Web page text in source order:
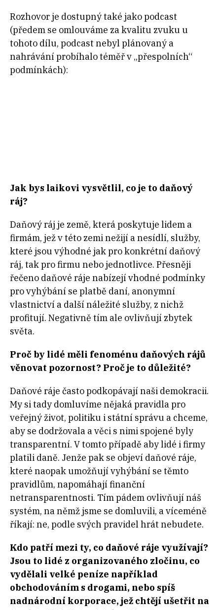
Rozhovor je dostupný také jako podcast
(předem se omlouváme za kvalitu zvuku u
tohoto dílu, podcast nebyl plánovaný a
nahrávání probíhalo téměř v „přespolních“
podmínkách):
Jak bys laikovi vysvětlil, co je to daňový
ráj?
Daňový ráj je země, která poskytuje lidem a
firmám, jež v této zemi nežijí a nesídlí, služby,
které jsou výhodné jak pro konkrétní daňový
ráj, tak pro firmu nebo jednotlivce. Přesněji
řečeno daňové ráje nabízejí vhodné podmínky
pro vyhýbání se platbě daní, anonymní
vlastnictví a další náležité služby, z nichž
profitují. Negativně tím ale ovlivňují zbytek
světa.
Proč by lidé měli fenoménu daňových rájů
věnovat pozornost? Proč je to důležité?
Daňové ráje často podkopávají naši demokracii.
My si tady domluvíme nějaká pravidla pro
veřejný život, politiku i státní správu a chceme,
aby se dodržovala a věci s nimi spojené byly
transparentní. V tomto případě aby lidé i firmy
platili daně. Jenže pak se objeví daňové ráje,
které naopak umožňují vyhýbání se těmto
pravidlům, napomáhají finanční
netransparentnosti. Tím pádem ovlivňují náš
systém, na němž jsme se domluvili, a víceméně
říkají: ne, podle svých pravidel hrát nebudete.
Kdo patří mezi ty, co daňové ráje využívají?
Jsou to lidé z organizovaného zločinu, co
vydělali velké peníze například
obchodováním s drogami, nebo spíš
nadnárodní korporace, jež chtějí ušetřit na